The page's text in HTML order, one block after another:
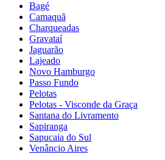
Bagé
Camaquã
Charqueadas
Gravataí
Jaguarão
Lajeado
Novo Hamburgo
Passo Fundo
Pelotas
Pelotas - Visconde da Graça
Santana do Livramento
Sapiranga
Sapucaia do Sul
Venâncio Aires